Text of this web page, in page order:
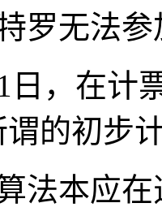
罗无法
日，在计
的初步
法本应